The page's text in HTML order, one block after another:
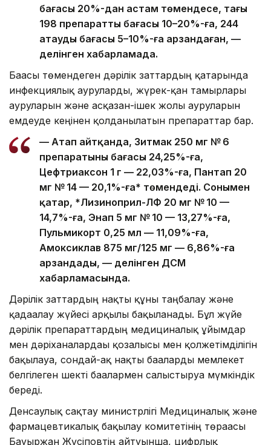
бағасы 20%-дан астам төмендесе, тағы
198 препараттың бағасы 10–20%-ға, 244
атаудың бағасы 5–10%-ға арзандаған, —
делінген хабарламада.
Бағасы төмендеген дәрілік заттардың қатарында
инфекциялық ауруларды, жүрек-қан тамырлары
ауруларын және асқазан-ішек жолы ауруларын
емдеуде кеңінен қолданылатын препараттар бар.
— Атап айтқанда, Зитмак 250 мг № 6
препаратының бағасы 24,25%-ға,
Цефтриаксон 1 г — 22,03%-ға, Пантап 20
мг № 14 — 20,1%-ға* төмендеді. Сонымен
қатар, *Лизиноприл-ЛФ 20 мг № 10 —
14,7%-ға, Энап 5 мг № 10 — 13,27%-ға,
Пульмикорт 0,25 мл — 11,09%-ға,
Амоксиклав 875 мг/125 мг — 6,86%-ға
арзандады, — делінген ДСМ
хабарламасында.
Дәрілік заттардың нақты құны таңбалау және
қадағалау жүйесі арқылы бақыланады. Бұл жүйе
дәрілік препараттардың медициналық ұйымдар
мен дәріханалардағы қозғалысы мен қолжетімділігін
бақылауға, сондай-ақ нақты бағаларды мемлекет
белгілеген шекті бағалармен салыстыруға мүмкіндік
береді.
Денсаулық сақтау министрлігі Медициналық және
фармацевтикалық бақылау комитетінің төрағасы
Бауыржан Жүсіповтің айтуынша, цифрлық